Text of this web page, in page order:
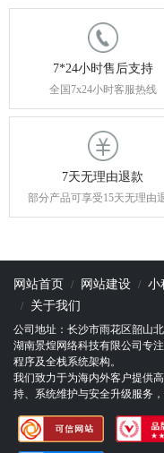
7*24小时售后支持
全国7x24小时客服热线
7天无理由退款
部分产品可享受15天无理由
网站首页 网站建设 小
关于我们
公司地址：长沙市雨花区韶山
湖南景煌网络科技有限公司专
程序及全栈系统架构。
我们致力于为海内外客户提供
持、系统维护与安全升级服务